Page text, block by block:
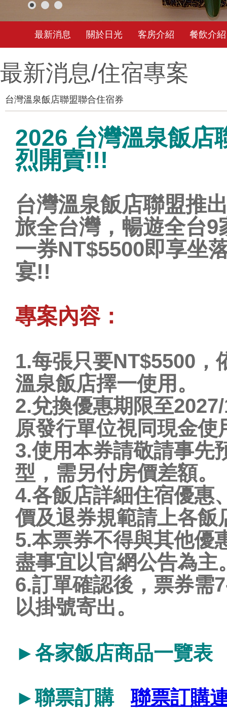
最新消息 關於日光 客房介紹 餐飲介紹
最新消息/住宿專案
台灣溫泉飯店聯盟聯合住宿券
2026 台灣溫泉飯店
烈開賣!!!
台灣溫泉飯店聯盟推
旅全台灣，暢遊全台9
一券NT$5500即享坐
宴!!
專案內容：
1.每張只要NT$5500，
溫泉飯店擇一使用。
2.兌換優惠期限至
原發行單位視同現金使
3.使用本券請敬請事先
型，需另付房價差額。
4.各飯店詳細住宿優惠
價及退券規範請上各飯
5.本票券不得與其他優
盡事宜以官網公告為主
6.訂單確認後，票券需
以掛號寄出。
►各家飯店商品一覽表
►聯票訂購 聯票訂購